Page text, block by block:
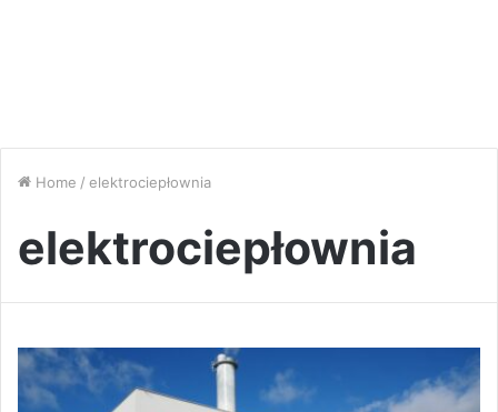
Home / elektrociepłownia
elektrociepłownia